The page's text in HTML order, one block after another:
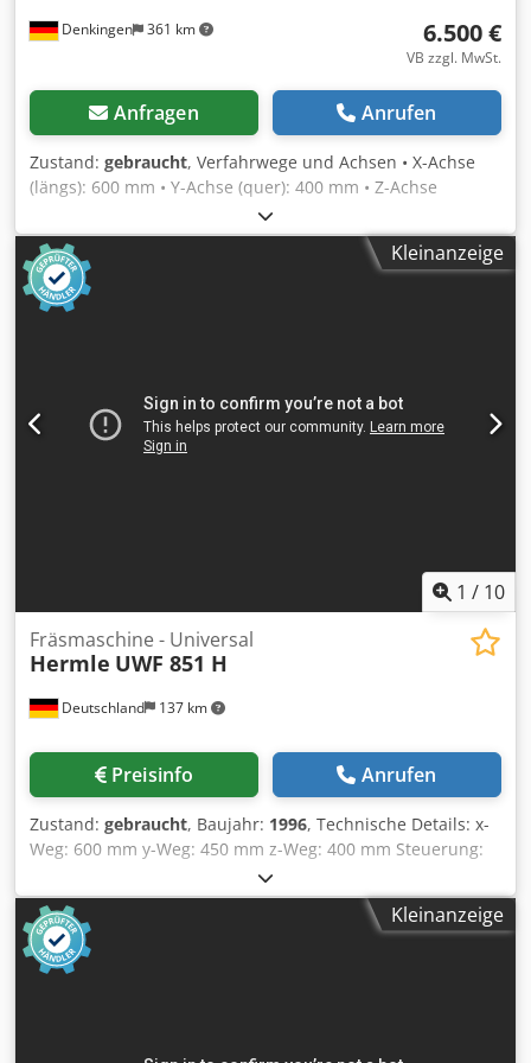
Denkingen 361 km 6.500 €
VB zzgl. MwSt.
Anfragen Anrufen
Zustand: gebraucht, Verfahrwege und Achsen • X-Achse
(längs): 600 mm • Y-Achse (quer): 400 mm • Z-Achse
(vertikal): 420 mm Arbeitsspindel • Drehzahlbereich: 20 bis
4.000 U/min • Werkzeugaufnahme: SK 40 (ISO 40) •
Fräskopf: Manuell • Antriebsleistung Spindel: ca. 6 – 7 kW
Arbeitstisch Chedpfx Aaezh Evws Eea • Aufspannfläche:
900 x 460 mm • Max. Tischbelastung: 400 kg • T-Nuten: 7
Eilgang Z-Achse: 6 m/min Elektrische Anschlusswerte und
Maße • Gesamtleistungsbedarf: ca. 12 – 13 kW •
Maschinengewicht: ca. 2.300 kg • Platzbedarf (LxBxH): ca.
Kleinanzeige
1 / 10
Deutschland 137 km
Fräsmaschine - Universal
Hermle UWF 851 H
Preisinfo Anrufen
Zustand: gebraucht, Baujahr: 1996, Technische Details: x-
Weg: 600 mm y-Weg: 450 mm z-Weg: 400 mm Steuerung:
Heidenhain TNC 425 Spindelaufnahme ISO: SK 40 DIN
69871 Pinolenhub vertikal: 75 mm Entfernung Ständer -
Tischkante: 190 (fest) vertikal mm Spindelkopf schwenkbar
links und rechts: 90° Vertikal-Spindel ° Entfernung
Spindel/Tisch: min./max.: 165/565 Vertikal-Spindel mm
Kleinanzeige